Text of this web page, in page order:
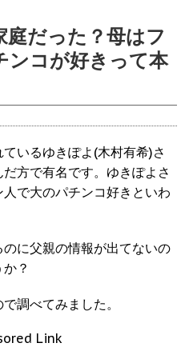
だった？母はフ
ンコが好きって本
いるゆきぽよ(木村有希)さ
方で有名です。ゆきぽよさ
で大のパチンコ好きといわ
に父親の情報が出てないの
？
調べてみました。
Link